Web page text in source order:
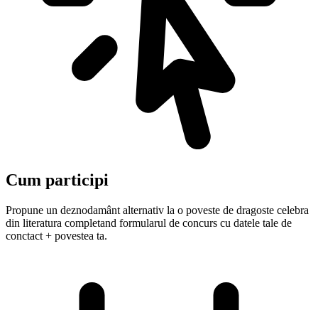
Cum participi
Propune un deznodamânt alternativ la o poveste de dragoste celebra
din literatura completand formularul de concurs cu datele tale de
conctact + povestea ta.